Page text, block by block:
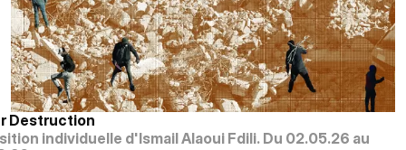
Destruction
individuelle d'Ismail Alaoui Fdili. Du 02.05.26 au